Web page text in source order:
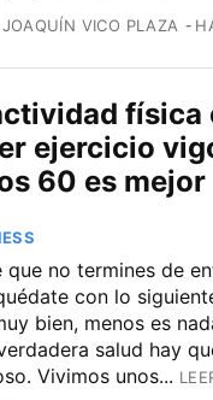
JOAQUÍN VICO PLAZA
física
ejercicio
60 es mejor
que no termines de
con lo
bien, menos es
salud hay
Vivimos unos...